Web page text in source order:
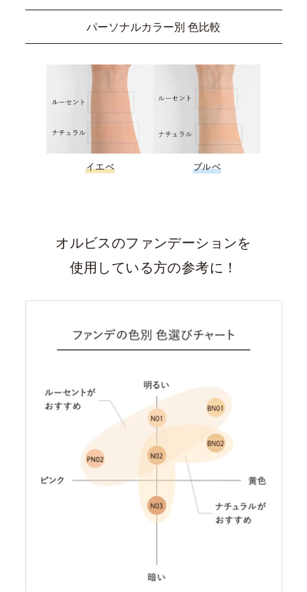
パーソナルカラー別 色比較
オルビスのファンデーションを
使用している方の参考に！